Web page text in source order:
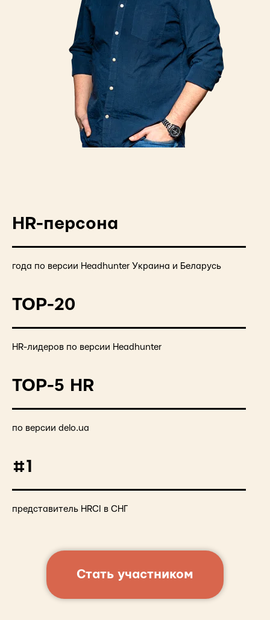
HR-персона
года по версии Headhunter Украина и Беларусь
TOP-20
HR-лидеров по версии Headhunter
TOP-5 HR
по версии delo.ua
#1
представитель HRCI в СНГ
Стать участником